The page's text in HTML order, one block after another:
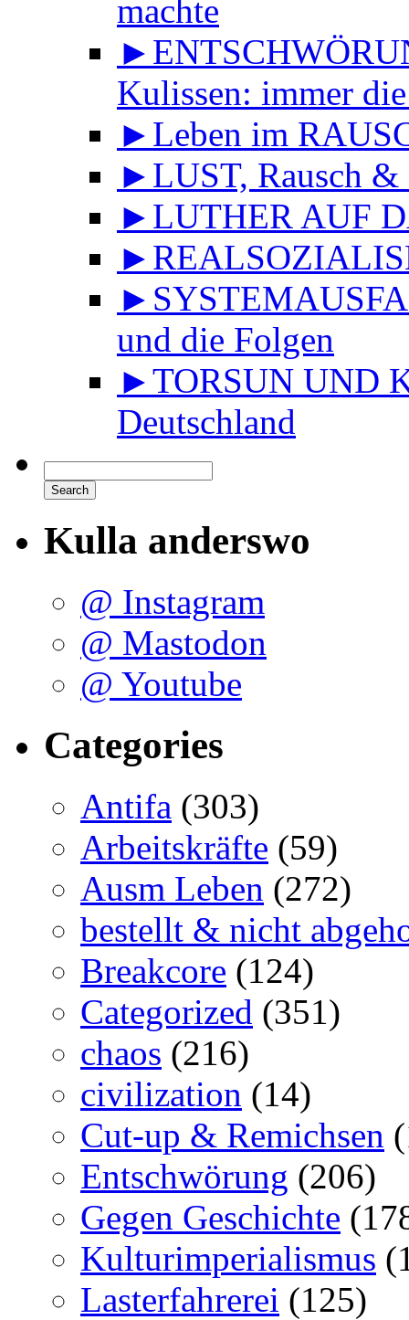
machte
Kulissen: immer
►Leben im
►LUST, Rausch
►LUTHER AUF
und die Folgen
►TORSUN UND
Deutschland
Kulla anderswo
@ Instagram
@ Mastodon
@ Youtube
Categories
Antifa (303)
Arbeitskräfte (59)
Ausm Leben (272)
bestellt & nicht
Breakcore (124)
Categorized (351)
chaos (216)
civilization (14)
Cut-up & Remichsen
Entschwörung (206)
Gegen Geschichte
Kulturimperialismus
Lasterfahrerei (125)